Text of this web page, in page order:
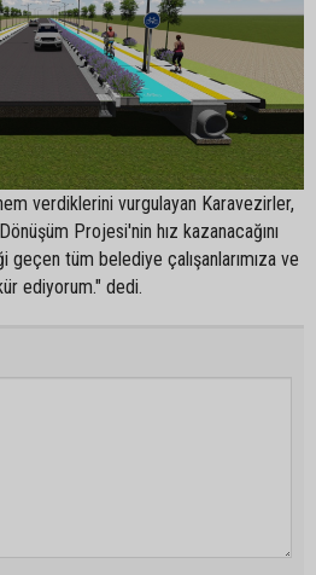
verdiklerini vurgulayan Karavezirler,
Projesi'nin hız kazanacağını
tüm belediye çalışanlarımıza ve
ediyorum." dedi.